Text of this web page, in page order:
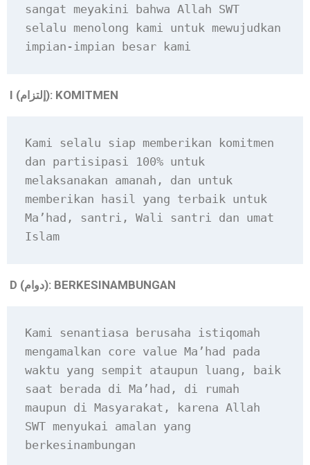
sangat meyakini bahwa Allah SWT
selalu menolong kami untuk mewujudkan
impian-impian besar kami
I (إلتزام ): KOMITMEN
Kami selalu siap memberikan komitmen
dan partisipasi 100% untuk
melaksanakan amanah, dan untuk
memberikan hasil yang terbaik untuk
Ma’had, santri, Wali santri dan umat
Islam
D (دوام): BERKESINAMBUNGAN
Kami senantiasa berusaha istiqomah
mengamalkan core value Ma’had pada
waktu yang sempit ataupun luang, baik
saat berada di Ma’had, di rumah
maupun di Masyarakat, karena Allah
SWT menyukai amalan yang
berkesinambungan